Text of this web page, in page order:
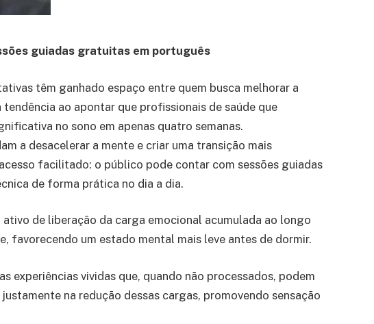
guiadas gratuitas em português
têm ganhado espaço entre quem busca melhorar a
ao apontar que profissionais de saúde que
no sono em apenas quatro semanas.
a desacelerar a mente e criar uma transição mais
facilitado: o público pode contar com sessões guiadas
de forma prática no dia a dia.
de liberação da carga emocional acumulada ao longo
favorecendo um estado mental mais leve antes de dormir.
experiências vividas que, quando não processados, podem
na redução dessas cargas, promovendo sensação